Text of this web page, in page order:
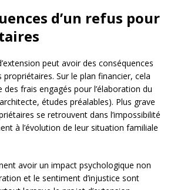
d’un refus pour
peut avoir des conséquences
Sur le plan financier, cela
frais engagés pour l’élaboration du
études préalables). Plus grave
se retrouvent dans l’impossibilité
à l’évolution de leur situation familiale
avoir un impact psychologique non
et le sentiment d’injustice sont